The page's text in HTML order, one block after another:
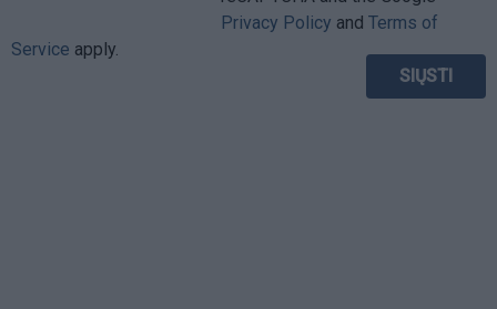
Privacy Policy and Terms of
Service apply.